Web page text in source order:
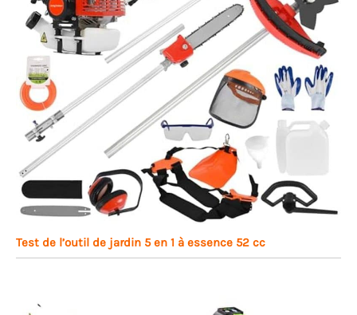
Test de l’outil de jardin 5 en 1 à essence 52 cc